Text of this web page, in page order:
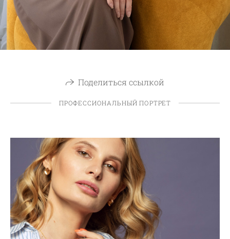
Поделиться ссылкой
ПРОФЕССИОНАЛЬНЫЙ ПОРТРЕТ